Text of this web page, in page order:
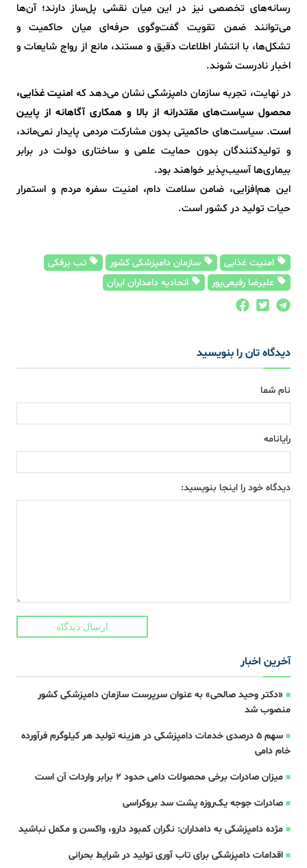
رسانه‌های تخصصی نیز در این میان نقشی پل‌ساز دارند؛ آن‌ها
می‌توانند ضمن تقویت گفت‌وگوی حرفه‌ای میان حاکمیت و
تشکل‌ها، با انتشار اطلاعات دقیق و مستند، مانع از رواج شایعات و
اخبار نادرست شوند.
در نهایت، تجربه سازمان دامپزشکی نشان می‌دهد که امنیت غذایی،
محصول سیاست‌های مقتدرانه از بالا و همکاری آگاهانه از پایین
است. سیاست‌های حاکمیتی بدون مشارکت مردمی پایدار نمی‌ماند،
و تولیدکنندگان بدون حمایت علمی و ساختاری دولت در برابر
بیماری‌ها آسیب‌پذیر خواهند بود.
این هم‌افزایی، ضامن سلامت دام، امنیت سفره مردم و استمرار
حیات تولید در کشور است.
امنیت غذایی سازمان دامپزشکی کشور
تب برفکی
علیرضا رفیعی‌پور
اتحادیه دامداران ایران
دیدگاه تان را بنویسید
نام شما
رایانامه
دیدگاه خود را اینجا بنویسید:
ارسال دیدگاه
آخرین اخبار
«دکتر وحید صالحی» به عنوان سرپرست سازمان دامپزشکی کشور
منصوب شد
سهم ۵ درصدی خدمات دامپزشکی در هزینه تولید هر کیلوگرم فرآورده
خام دامی
میزان صادرات برخی محصولات دامی حدود ۲ برابر واردات آن است
صادرات جوجه یک‌روزه پشت سد بروکراسی
مژده دامپزشکی به دامداران: نگران کمبود دارو، واکسن و مکمل‌ نباشید
اقدامات دامپزشکی برای تاب آوری تولید در شرایط بحرانی